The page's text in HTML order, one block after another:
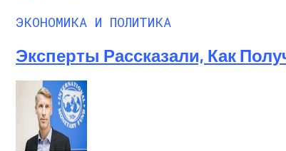
ЭКОНОМИКА И ПОЛИТИКА
Эксперты Рассказали, Как